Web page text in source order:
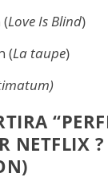
(Love Is Blind)
(La taupe)
NETFLIX